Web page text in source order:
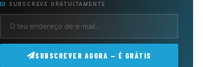
SUBSCREVE GRATUITAMENTE
SUBSCREVER AGORA — É GRÁTIS